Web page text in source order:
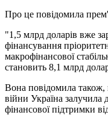
Про це повідомила
"1,5 млрд доларів вже
фінансування
макрофінансової
становить 8,1 млрд
Вона повідомила
війни Україна
фінансової підтримки